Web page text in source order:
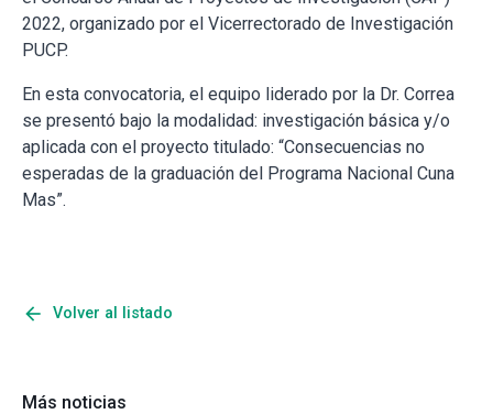
2022, organizado por el Vicerrectorado de Investigación
PUCP.
En esta convocatoria, el equipo liderado por la Dr. Correa
se presentó bajo la modalidad: investigación básica y/o
aplicada con el proyecto titulado: “Consecuencias no
esperadas de la graduación del Programa Nacional Cuna
Mas”.
Más noticias
arrow_back Volver al listado